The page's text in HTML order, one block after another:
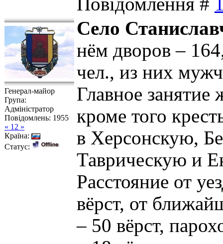
Генерал-майор
Група:
Адміністратор
Повідомлень: 1955
« 12 »
Країна:
Статус:
Село
нём дворов –
чел., из них
Главное
кроме того
в Херсонскую,
Таврическую и
Расстояние от
вёрст, от
– 50 вёрст,